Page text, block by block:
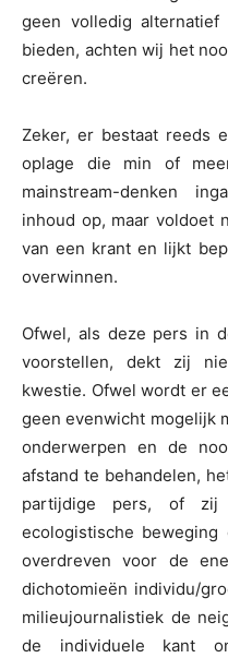
geen volledig
bieden, achten wij het
creëren.
Zeker, er bestaat reeds
oplage die min of
mainstream-denken
inhoud op, maar voldoet
van een krant en lijkt
overwinnen.
Ofwel, als deze pers in
voorstellen, dekt zij
kwestie. Ofwel wordt er
geen evenwicht mogelijk
onderwerpen en de
afstand te behandelen,
partijdige pers, of
ecologistische
overdreven voor de
dichotomieën individu/
milieujournalistiek de
de individuele kant